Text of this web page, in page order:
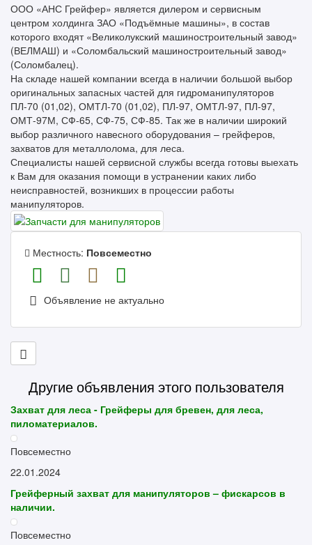
ООО «АНС Грейфер» является дилером и сервисным
центром холдинга ЗАО «Подъёмные машины», в состав
которого входят «Великолукский машиностроительный завод»
(ВЕЛМАШ) и «Соломбальский машиностроительный завод»
(Соломбалец).
На складе нашей компании всегда в наличии большой выбор
оригинальных запасных частей для гидроманипуляторов
ПЛ-70 (01,02), ОМТЛ-70 (01,02), ПЛ-97, ОМТЛ-97, ПЛ-97,
ОМТ-97М, СФ-65, СФ-75, СФ-85. Так же в наличии широкий
выбор различного навесного оборудования – грейферов,
захватов для металлолома, для леса.
Специалисты нашей сервисной службы всегда готовы выехать
к Вам для оказания помощи в устранении каких либо
неисправностей, возникших в процессии работы
манипуляторов.
Местность: Повсеместно
Объявление не актуально
Другие объявления этого пользователя
Захват для леса - Грейферы для бревен, для леса,
пиломатериалов.
Повсеместно
22.01.2024
Грейферный захват для манипуляторов – фискарсов в
наличии.
Повсеместно